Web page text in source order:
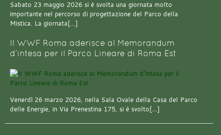
Sabato 23 maggio 2026 si è svolta una giornata molto
importante nel percorso di progettazione del Parco della
Mistica. La giornata[…]
Il WWF Roma aderisce al Memorandum
d’intesa per il Parco Lineare di Roma Est
Venerdì 26 marzo 2026, nella Sala Ovale della Casa del Parco
delle Energie, in Via Prenestina 175, si è svolto[…]